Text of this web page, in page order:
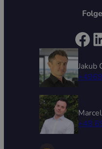
Facebook LinkedIn
Jakub
+48